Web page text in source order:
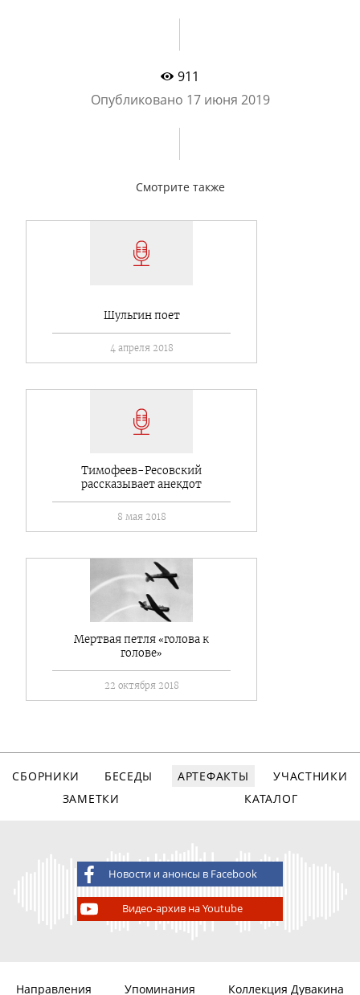
911
Опубликовано 17 июня 2019
Смотрите также
Шульгин поет
4 апреля 2018
Тимофеев-Ресовский
рассказывает анекдот
8 мая 2018
Мертвая петля «голова к
голове»
22 октября 2018
СБОРНИКИ БЕСЕДЫ АРТЕФАКТЫ
УЧАСТНИКИ
ЗАМЕТКИ
КАТАЛОГ
Новости и анонсы в Facebook
Видео-архив на Youtube
Направления Упоминания Коллекция Дувакина